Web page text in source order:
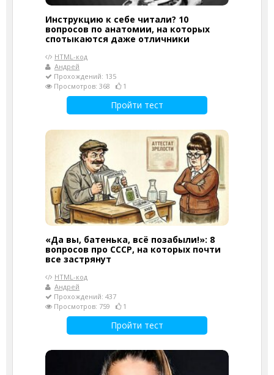
Инструкцию к себе читали? 10
вопросов по анатомии, на которых
спотыкаются даже отличники
HTML-код
Андрей
Прохождений: 135
Просмотров: 368
1
Пройти тест
«Да вы, батенька, всё позабыли!»: 8
вопросов про СССР, на которых почти
все застрянут
HTML-код
Андрей
Прохождений: 437
Просмотров: 759
1
Пройти тест